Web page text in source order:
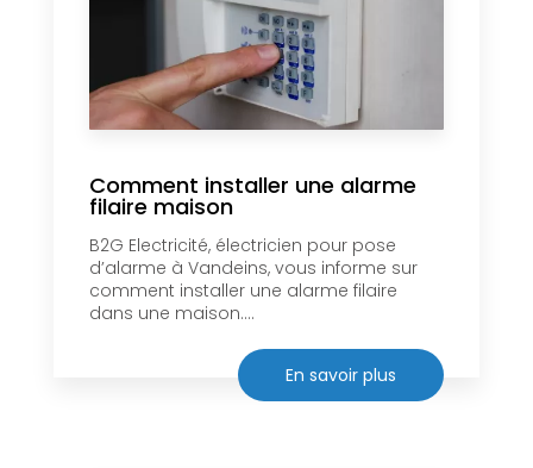
Comment installer une alarme
filaire maison
B2G Electricité, électricien pour pose
d’alarme à Vandeins, vous informe sur
comment installer une alarme filaire
dans une maison....
En savoir plus